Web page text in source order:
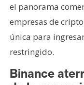
R
e
c
u
r
el panorama
empresas de
única para
restringido.
Binance